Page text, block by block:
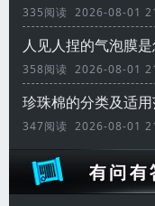
335阅读 2026-08-01
人见人捏的气泡膜
358阅读 2026-08-01
珍珠棉的分类及适
347阅读 2026-08-01